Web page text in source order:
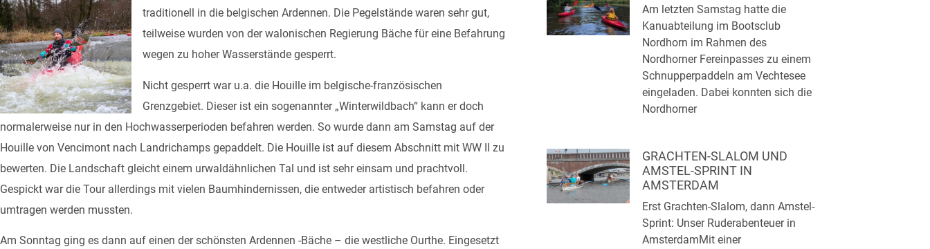
traditionell in die belgischen Ardennen. Die Pegelstände waren sehr gut,
teilweise wurden von der walonischen Regierung Bäche für eine Befahrung
wegen zu hoher Wasserstände gesperrt.
Nicht gesperrt war u.a. die Houille im belgische-französischen
Grenzgebiet. Dieser ist ein sogenannter „Winterwildbach“ kann er doch
normalerweise nur in den Hochwasserperioden befahren werden. So wurde dann am Samstag auf der
Houille von Vencimont nach Landrichamps gepaddelt. Die Houille ist auf diesem Abschnitt mit WW II zu
bewerten. Die Landschaft gleicht einem urwaldähnlichen Tal und ist sehr einsam und prachtvoll.
Gespickt war die Tour allerdings mit vielen Baumhindernissen, die entweder artistisch befahren oder
umtragen werden mussten.
Am Sonntag ging es dann auf einen der schönsten Ardennen -Bäche – die westliche Ourthe. Eingesetzt
Am letzten Samstag hatte die
Kanuabteilung im Bootsclub
Nordhorn im Rahmen des
Nordhorner Fereinpasses zu einem
Schnupperpaddeln am Vechtesee
eingeladen. Dabei konnten sich die
Nordhorner
GRACHTEN-SLALOM UND
AMSTEL-SPRINT IN
AMSTERDAM
Erst Grachten-Slalom, dann Amstel-
Sprint: Unser Ruderabenteuer in
AmsterdamMit einer